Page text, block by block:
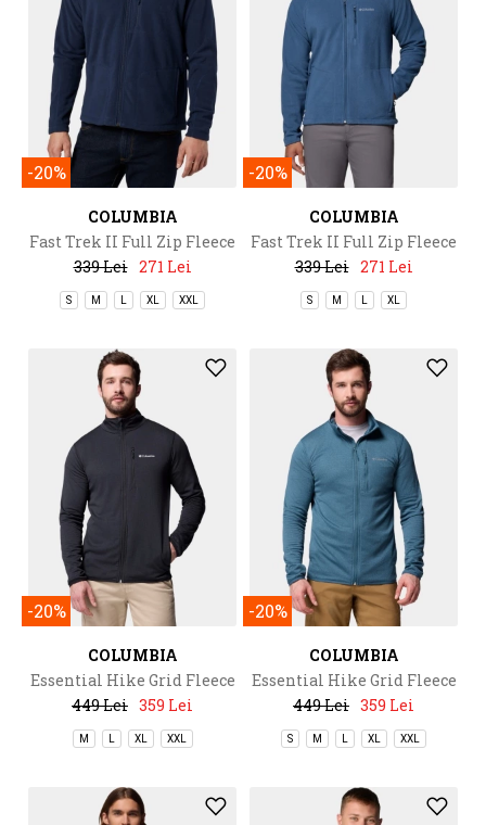
-20%
COLUMBIA
Fast Trek II Full Zip Fleece
339 Lei 271 Lei
S M XL XXL
-20%
COLUMBIA
Fast Trek II Full Zip Fleece
339 Lei 271 Lei
S M XL
-20%
COLUMBIA
Essential Hike Grid Fleece
Full Zip
449 Lei 359 Lei
M XL XXL
-20%
COLUMBIA
Essential Hike Grid Fleece
Full Zip
449 Lei 359 Lei
S M XL XXL